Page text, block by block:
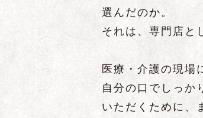
選んだのか。
それは、専門店と
医療・介護の現場
自分の口でしっか
いただくために、